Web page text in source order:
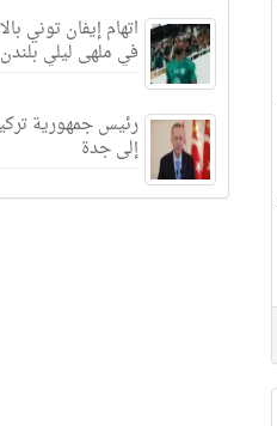
اتهام إيفان توني
في ملهى ليلي بلندن
رئيس جمهورية
إلى جدة